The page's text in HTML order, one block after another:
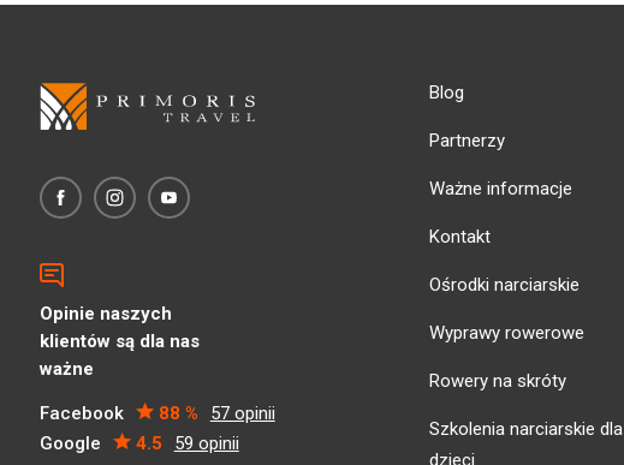
Blog
Partnerzy
Ważne informacje
Kontakt
Ośrodki narciarskie
Wyprawy rowerowe
Rowery na skróty
Szkolenia narciarskie dla
dzieci
Opinie naszych
klientów są dla nas
ważne
Facebook 88 %
57 opinii
Google
4.5 59 opinii